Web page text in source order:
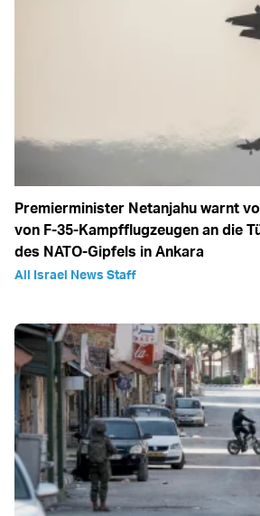
Premierminister Netanjahu warnt
von F-35-Kampfflugzeugen an die
des NATO-Gipfels in Ankara
All Israel News Staff